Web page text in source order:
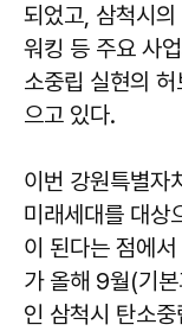
되었고, 삼척시
워킹 등 주요 사
소중립 실현의
으고 있다.
이번 강원특별자
미래세대를 대상
이 된다는 점에
가 올해 9월(기
인 삼척시 탄소